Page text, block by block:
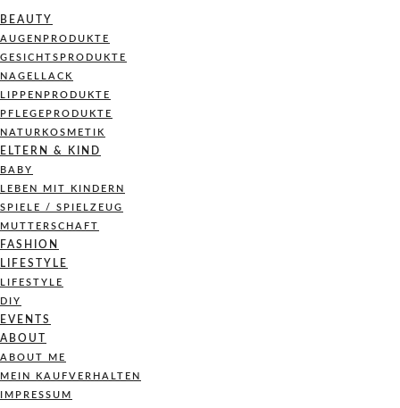
BEAUTY
AUGENPRODUKTE
GESICHTSPRODUKTE
NAGELLACK
LIPPENPRODUKTE
PFLEGEPRODUKTE
NATURKOSMETIK
ELTERN & KIND
BABY
LEBEN MIT KINDERN
SPIELE / SPIELZEUG
MUTTERSCHAFT
FASHION
LIFESTYLE
LIFESTYLE
DIY
EVENTS
ABOUT
ABOUT ME
MEIN KAUFVERHALTEN
IMPRESSUM